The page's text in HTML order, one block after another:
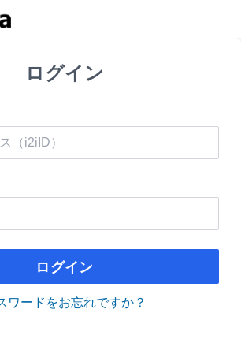
ログイン
ログイン
ワードをお忘れですか？